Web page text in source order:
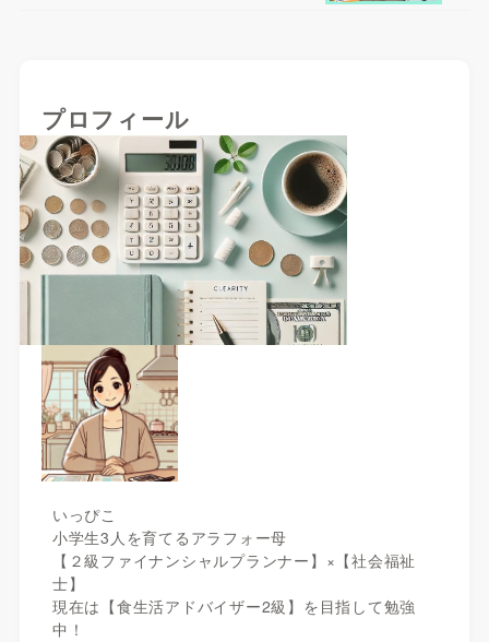
プロフィール
いっぴこ
小学生3人を育てるアラフォー母
【２級ファイナンシャルプランナー】×【社会福祉
士】
現在は【食生活アドバイザー2級】を目指して勉強
中！